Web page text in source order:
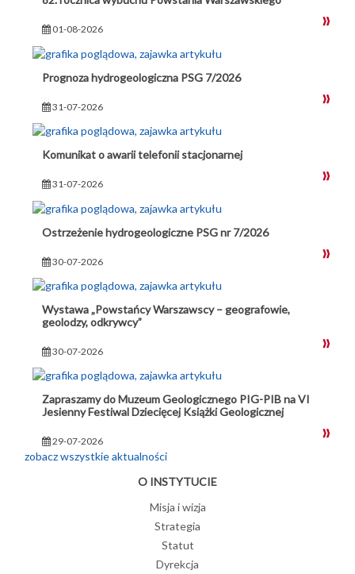
01-08-2026
Prognoza hydrogeologiczna PSG 7/2026
31-07-2026
Komunikat o awarii telefonii stacjonarnej
31-07-2026
Ostrzeżenie hydrogeologiczne PSG nr 7/2026
30-07-2026
Wystawa „Powstańcy Warszawscy – geografowie,
geolodzy, odkrywcy”
30-07-2026
Zapraszamy do Muzeum Geologicznego PIG-PIB na VI
Jesienny Festiwal Dziecięcej Książki Geologicznej
29-07-2026
zobacz wszystkie aktualności
O INSTYTUCIE
Misja i wizja
Strategia
Statut
Dyrekcja